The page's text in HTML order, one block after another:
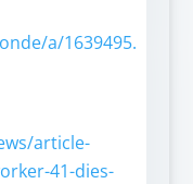
a/1639495.
article-
41-dies-